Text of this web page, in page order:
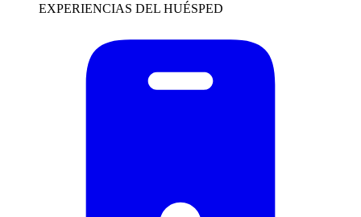
EXPERIENCIAS DEL HUÉSPED